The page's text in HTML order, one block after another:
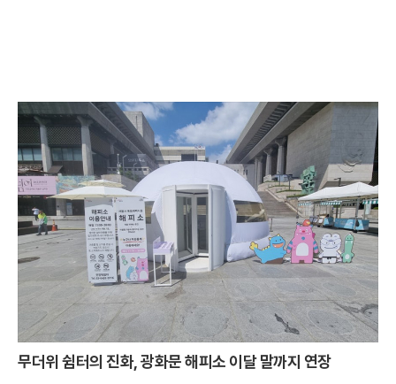
무더위 쉼터의 진화, 광화문 해피소 이달 말까지 연장